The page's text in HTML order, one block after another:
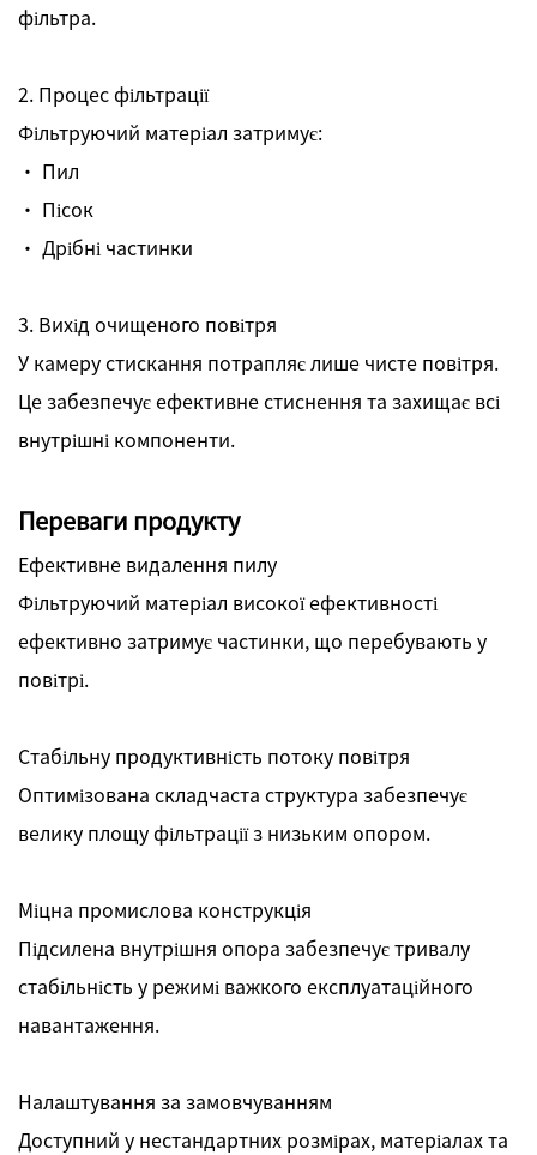
фільтра.
2. Процес фільтрації
Фільтруючий матеріал затримує:
· Пил
· Пісок
· Дрібні частинки
3. Вихід очищеного повітря
У камеру стискання потрапляє лише чисте повітря.
Це забезпечує ефективне стиснення та захищає всі
внутрішні компоненти.
Переваги продукту
Ефективне видалення пилу
Фільтруючий матеріал високої ефективності
ефективно затримує частинки, що перебувають у
повітрі.
Стабільну продуктивність потоку повітря
Оптимізована складчаста структура забезпечує
велику площу фільтрації з низьким опором.
Міцна промислова конструкція
Підсилена внутрішня опора забезпечує тривалу
стабільність у режимі важкого експлуатаційного
навантаження.
Налаштування за замовчуванням
Доступний у нестандартних розмірах, матеріалах та